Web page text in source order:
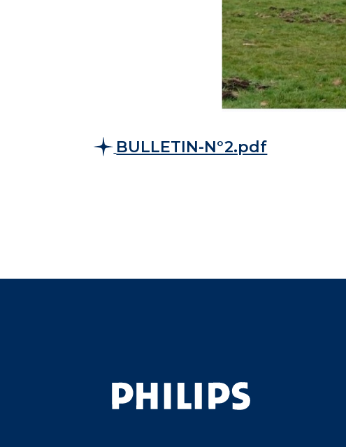
BULLETIN-N°2.pdf